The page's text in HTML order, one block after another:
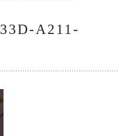
A211-